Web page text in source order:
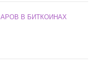
В БИТКОИНАХ